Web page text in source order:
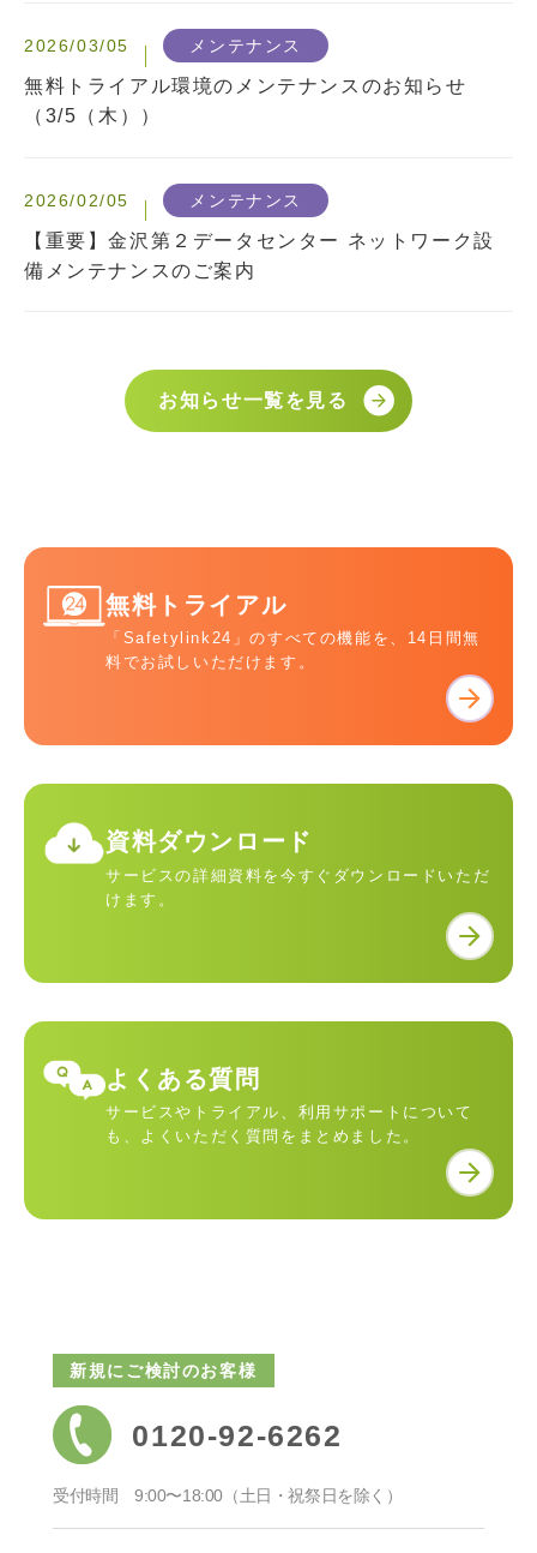
2026/03/05 メンテナンス
無料トライアル環境のメンテナンスのお知らせ
（3/5（木））
2026/02/05 メンテナンス
【重要】金沢第２データセンター ネットワーク設
備メンテナンスのご案内
お知らせ一覧を見る
無料トライアル
「Safetylink24」のすべての機能を、14日間無
料でお試しいただけます。
資料ダウンロード
サービスの詳細資料を今すぐダウンロードいただ
けます。
よくある質問
サービスやトライアル、利用サポートについて
も、よくいただく質問をまとめました。
新規にご検討のお客様
0120-92-6262
受付時間 9:00〜18:00（土日・祝祭日を除く）